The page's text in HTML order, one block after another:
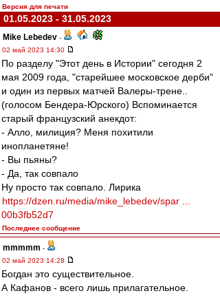
Версия для печати
01.05.2023 - 31.05.2023
Mike Lebedev -
02 май 2023 14:30
По разделу "Этот день в Истории" сегодня 2
мая 2009 года, "старейшее московское дерби"
и один из первых матчей Валеры-трене..
(голосом Бендера-Юрского) Вспоминается
старый французский анекдот:
- Алло, милиция? Меня похитили
инопланетяне!
- Вы пьяны?
- Да, так совпало
Ну просто так совпало. Лирика
https://dzen.ru/media/mike_lebedev/spar ...
00b3fb52d7
Последнее сообщение
mmmmm -
02 май 2023 14:28
Богдан это существительное.
А Кафанов - всего лишь прилагательное.